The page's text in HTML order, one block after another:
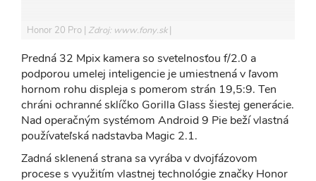
Honor 20 Pro Zdroj: www.fony.sk
Predná 32 Mpix kamera so svetelnosťou f/2.0 a
podporou umelej inteligencie je umiestnená v ľavom
hornom rohu displeja s pomerom strán 19,5:9. Ten
chráni ochranné sklíčko Gorilla Glass šiestej generácie.
Nad operačným systémom Android 9 Pie beží vlastná
používateľská nadstavba Magic 2.1.
Zadná sklenená strana sa vyrába v dvojfázovom
procese s využitím vlastnej technológie značky Honor